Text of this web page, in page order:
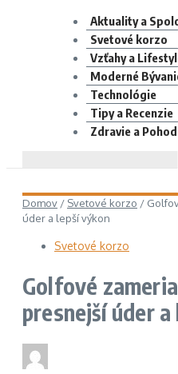
Aktuality a
Svetové korzo
Vzťahy a
Moderné
Technológie
Tipy a Recenzie
Zdravie a
Domov / Svetové korzo /
úder a lepší výkon
Svetové korzo
Golfové
presnejší úder